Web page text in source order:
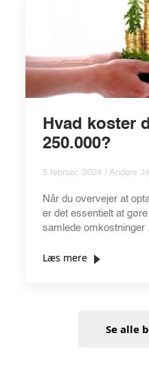
Hvad koster
250.000?
5 februar, 2024 / Anders
Når du overvejer at
er det essentielt at
samlede omkostninger
Læs mere
Se alle